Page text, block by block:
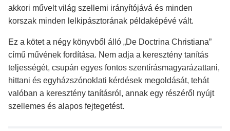
akkori művelt világ szellemi irányítójává és minden
korszak minden lelkipásztorának példaképévé vált.
Ez a kötet a négy könyvből álló „De Doctrina Christiana”
című művének fordítása. Nem adja a keresztény tanítás
teljességét, csupán egyes fontos szentírásmagyarázattani,
hittani és egyházszónoklati kérdések megoldását, tehát
valóban a keresztény tanításról, annak egy részéről nyújt
szellemes és alapos fejtegetést.